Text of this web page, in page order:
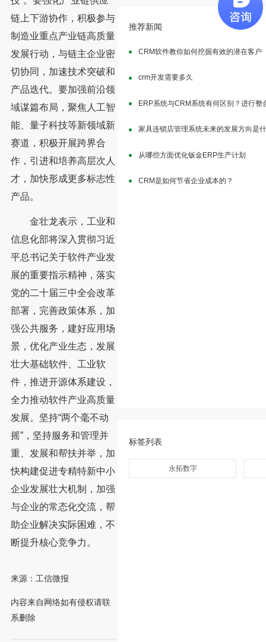
链上下游协作，积极参与
制造业重点产业链高质量
发展行动，与链主企业密
切协同，加速技术突破和
产品迭代。要加强前沿领
域谋篇布局，聚焦人工智
能、量子科技等新领域新
赛道，积极开展跨界合
作，引进和培养高层次人
才，加快形成更多标志性
产品。
金壮龙表示，工业和
信息化部将深入贯彻习近
平总书记关于软件产业发
展的重要指示精神，落实
党的二十届三中全会改革
部署，完善政策体系，加
强公共服务，建好应用场
景，优化产业生态，发展
壮大基础软件、工业软
件，推进开源体系建设，
全力推动软件产业高质量
发展。坚持“两个毫不动
摇”，坚持服务和管理并
重、发展和帮扶并举，加
快构建促进专精特新中小
企业发展壮大机制，加强
与企业的常态化交流，帮
助企业解决实际困难，不
断提升核心竞争力。
来源：工信微报
内容来自网络如有侵权请联
系删除
推荐新闻
CRM软件教你如何挖掘有效的潜在客户
crm开发需要多久
ERP系统与CRM系统有何区别？进行整
家具连锁店管理系统未来的发展方向是
从哪些方面优化钣金ERP生产计划
CRM是如何节省企业成本的？
标签列表
永拓数字